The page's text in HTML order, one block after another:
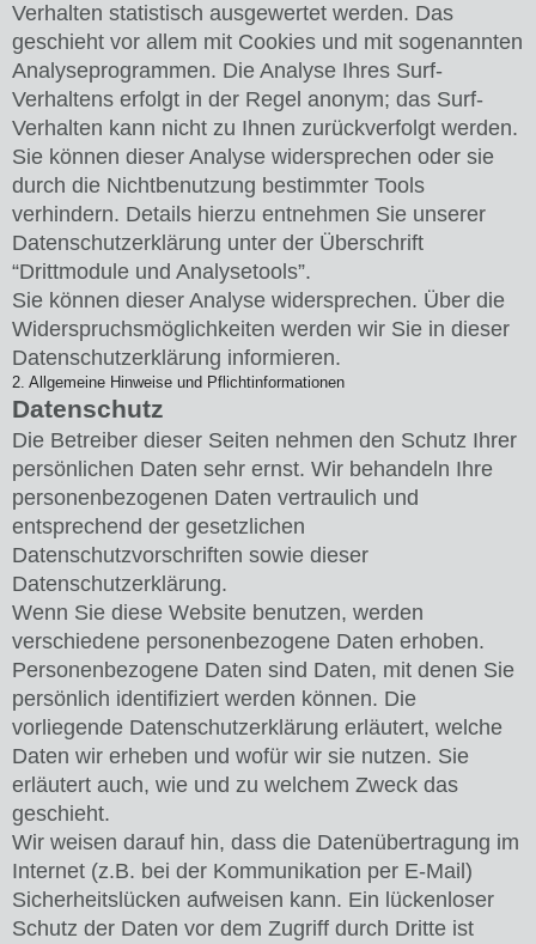
Verhalten statistisch ausgewertet werden. Das
geschieht vor allem mit Cookies und mit sogenannten
Analyseprogrammen. Die Analyse Ihres Surf-
Verhaltens erfolgt in der Regel anonym; das Surf-
Verhalten kann nicht zu Ihnen zurückverfolgt werden.
Sie können dieser Analyse widersprechen oder sie
durch die Nichtbenutzung bestimmter Tools
verhindern. Details hierzu entnehmen Sie unserer
Datenschutzerklärung unter der Überschrift
“Drittmodule und Analysetools”.
Sie können dieser Analyse widersprechen. Über die
Widerspruchsmöglichkeiten werden wir Sie in dieser
Datenschutzerklärung informieren.
2. Allgemeine Hinweise und Pflichtinformationen
Datenschutz
Die Betreiber dieser Seiten nehmen den Schutz Ihrer
persönlichen Daten sehr ernst. Wir behandeln Ihre
personenbezogenen Daten vertraulich und
entsprechend der gesetzlichen
Datenschutzvorschriften sowie dieser
Datenschutzerklärung.
Wenn Sie diese Website benutzen, werden
verschiedene personenbezogene Daten erhoben.
Personenbezogene Daten sind Daten, mit denen Sie
persönlich identifiziert werden können. Die
vorliegende Datenschutzerklärung erläutert, welche
Daten wir erheben und wofür wir sie nutzen. Sie
erläutert auch, wie und zu welchem Zweck das
geschieht.
Wir weisen darauf hin, dass die Datenübertragung im
Internet (z.B. bei der Kommunikation per E-Mail)
Sicherheitslücken aufweisen kann. Ein lückenloser
Schutz der Daten vor dem Zugriff durch Dritte ist